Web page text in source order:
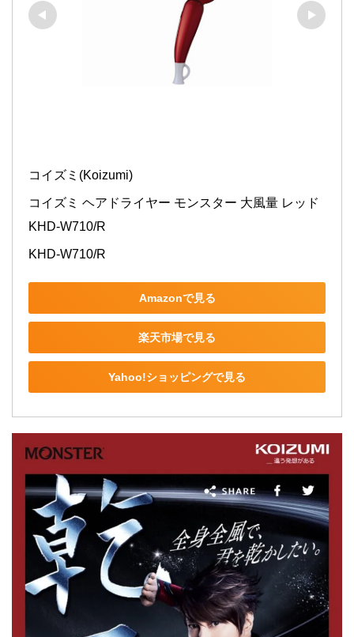
コイズミ(Koizumi)
コイズミ ヘアドライヤー モンスター 大風量 レッド
KHD-W710/R
KHD-W710/R
Amazonで見る
楽天市場で見る
Yahoo!ショッピングで見る